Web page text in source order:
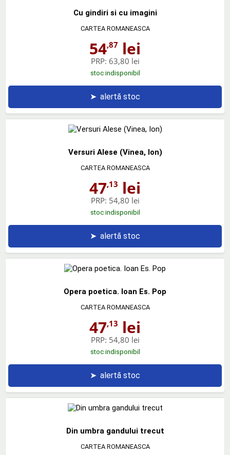
Cu gindiri si cu imagini
CARTEA ROMANEASCA
54,87 lei
PRP: 63,80 lei
stoc indisponibil
➤ alertă stoc
Versuri Alese (Vinea, Ion)
CARTEA ROMANEASCA
47,13 lei
PRP: 54,80 lei
stoc indisponibil
➤ alertă stoc
Opera poetica. Ioan Es. Pop
CARTEA ROMANEASCA
47,13 lei
PRP: 54,80 lei
stoc indisponibil
➤ alertă stoc
Din umbra gandului trecut
CARTEA ROMANEASCA